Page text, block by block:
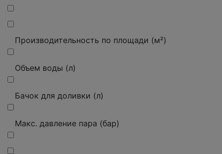
Производительность по площади (м²)
Объем воды (л)
Бачок для доливки (л)
Макс. давление пара (бар)